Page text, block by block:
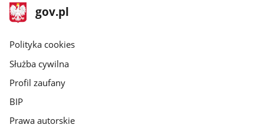
stopka
gov.pl
Strona
gov.pl
gov.pl
Polityka cookies
Służba cywilna
Profil zaufany
BIP
Prawa autorskie